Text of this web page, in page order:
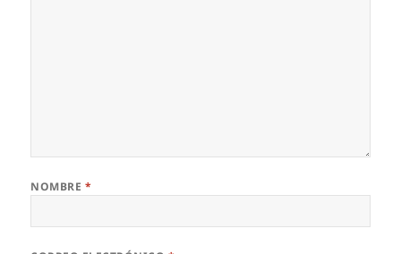
NOMBRE *